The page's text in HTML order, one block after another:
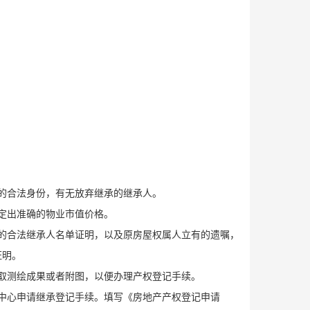
法身份，有无放弃继承的继承人。
准确的物业市值价格。
法继承人名单证明，以及原房屋权属人立有的遗嘱，
。
绘成果或者附图，以便办理产权登记手续。
心申请继承登记手续。填写《房地产产权登记申请